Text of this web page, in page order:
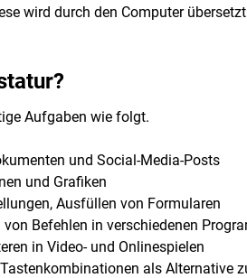
wird durch den Computer
Aufgaben wie folgt.
und Social-Media-Posts
und Grafiken
Ausfüllen von Formularen
Befehlen in verschiedenen
in Video- und Onlinespielen
als Alternative